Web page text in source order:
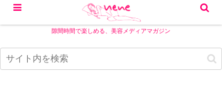
隙間時間で楽しめる、美容メディアマガジン